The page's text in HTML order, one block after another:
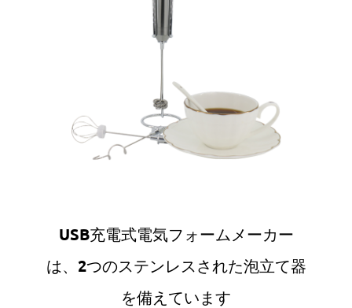
USB充電式電気フォームメーカー
は、2つのステンレスされた泡立て器
を備えています